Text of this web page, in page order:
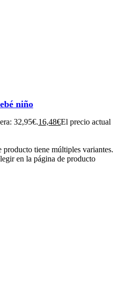
niño
32,95€.16,48€El precio actual
producto tiene múltiples variantes.
en la página de producto